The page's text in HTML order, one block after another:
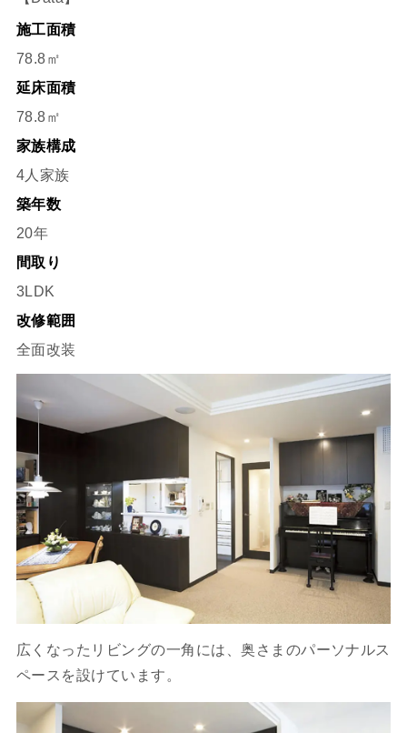
施工面積
78.8㎡
延床面積
78.8㎡
家族構成
4人家族
築年数
20年
間取り
3LDK
改修範囲
全面改装
広くなったリビングの一角には、奥さまのパーソナルス
ペースを設けています。